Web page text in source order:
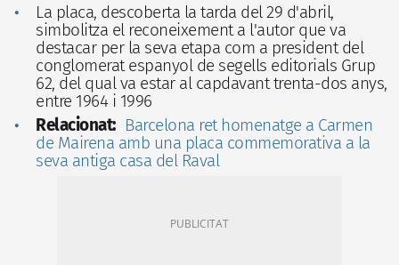
La placa, descoberta la tarda del 29 d'abril,
simbolitza el reconeixement a l'autor que va
destacar per la seva etapa com a president del
conglomerat espanyol de segells editorials Grup
62, del qual va estar al capdavant trenta-dos anys,
entre 1964 i 1996
Relacionat: Barcelona ret homenatge a Carmen
de Mairena amb una placa commemorativa a la
seva antiga casa del Raval